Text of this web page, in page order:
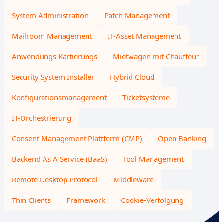
System Administration Patch Management
Mailroom Management IT-Asset Management
Anwendungs Kartierungs Mietwagen mit Chauffeur
Security System Installer Hybrid Cloud
Konfigurationsmanagement Ticketsysteme
IT-Orchestrierung
Consent Management Plattform (CMP) Open Banking
Backend As A Service (BaaS) Tool Management
Remote Desktop Protocol Middleware
Thin Clients Framework Cookie-Verfolgung